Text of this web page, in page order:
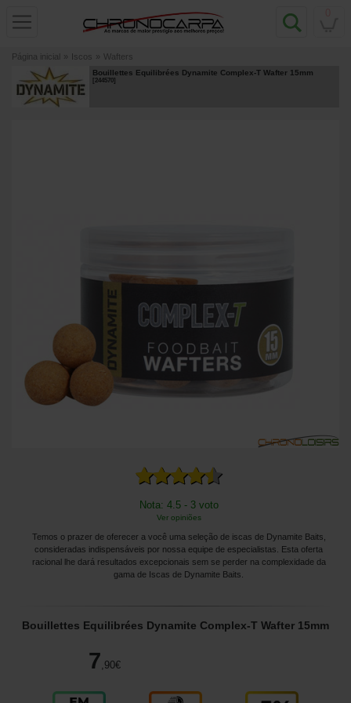
Página inicial » Iscos » Wafters
Bouillettes Equilibrées Dynamite Complex-T Wafter 15mm
[244570]
Nota: 4.5 - 3 voto
Ver opiniões
Temos o prazer de oferecer a você uma seleção de iscas de Dynamite Baits,
consideradas indispensáveis ​​por nossa equipe de especialistas. Esta oferta
racional lhe dará resultados excepcionais sem se perder na complexidade da
gama de Iscas de Dynamite Baits.
Bouillettes Equilibrées Dynamite Complex-T Wafter 15mm
7,90€